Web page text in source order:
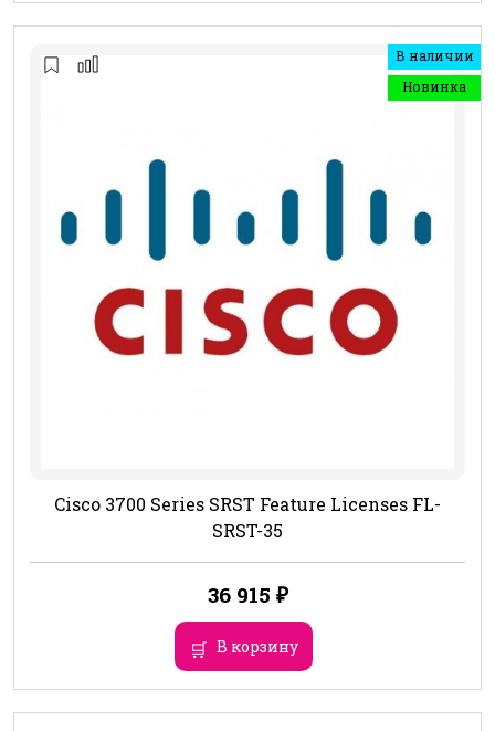
В наличии
Новинка
Cisco 3700 Series SRST Feature Licenses FL-
SRST-35
36 915 ₽
В корзину